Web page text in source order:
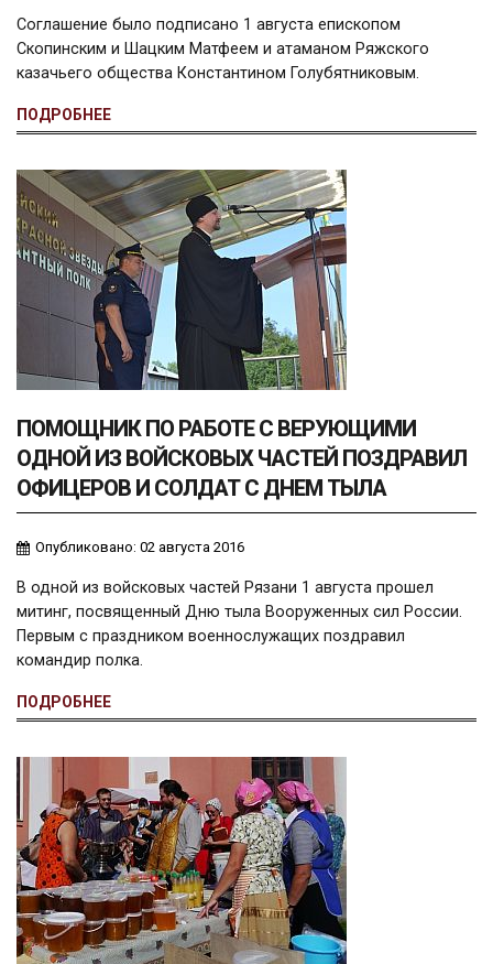
Соглашение было подписано 1 августа епископом
Скопинским и Шацким Матфеем и атаманом Ряжского
казачьего общества Константином Голубятниковым.
ПОДРОБНЕЕ
ПОМОЩНИК ПО РАБОТЕ С ВЕРУЮЩИМИ
ОДНОЙ ИЗ ВОЙСКОВЫХ ЧАСТЕЙ ПОЗДРАВИЛ
ОФИЦЕРОВ И СОЛДАТ С ДНЕМ ТЫЛА
Опубликовано: 02 августа 2016
В одной из войсковых частей Рязани 1 августа прошел
митинг, посвященный Дню тыла Вооруженных сил России.
Первым с праздником военнослужащих поздравил
командир полка.
ПОДРОБНЕЕ